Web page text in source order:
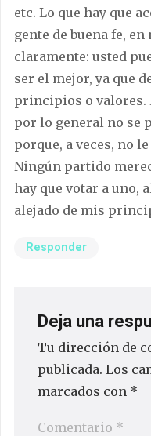
etc. Lo que hay que
gente de buena fe,
claramente: usted
ser el mejor, ya que
principios o valores.
por lo general no se
porque, a veces, no
Ningún partido
hay que votar a uno,
alejado de mis
Responder
Deja una
Tu dirección de
publicada. Los
marcados con *